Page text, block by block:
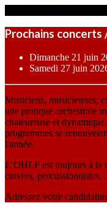
Prochains
Dimanche 21 juin
Samedi 27 juin
Musiciens, musiciennes,
une pratique orchestrale
chaleureuse et
programmes se
l'année.
L’OHLF est toujours à la
cuivres,
Adressez votre